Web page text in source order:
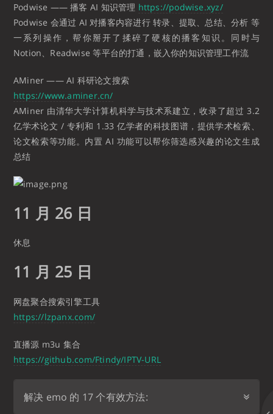
Podwise —— 播客 AI 知识管理 https://podwise.xyz/
Podwise 会通过 AI 对播客内容进行 转录、提取、总结、分析 等
一系列操作，帮你掰开了揉碎了硬核的播客知识。同时与
Notion、Readwise 等平台的打通，嵌入你的知识管理工作流
AMiner —— AI 科研论文搜索
https://www.aminer.cn/
AMiner 由清华大学计算机科学与技术系建立，收录了超过 3.2
亿学术论文 / 专利和 1.33 亿学者的科技图谱，提供学术检索、
论文检索等功能。内置 AI 功能可以帮你筛选感兴趣的论文生成
总结
11 月 26 日
休息
11 月 25 日
网盘聚合搜索引擎工具
https://lzpanx.com/
直播源 m3u 集合
https://github.com/Ftindy/IPTV-URL
解决 emo 的 17 个有效方法: